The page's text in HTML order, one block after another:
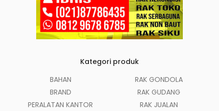
Kategori produk
BAHAN
BRAND
PERALATAN KANTOR
RAK GONDOLA
RAK GUDANG
RAK JUALAN